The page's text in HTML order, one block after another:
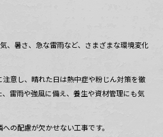
、暑さ、急な雷雨など、さまざまな環境変化
意し、晴れた日は熱中症や粉じん対策を徹
雷雨や強風に備え、養生や資材管理にも気
の配慮が欠かせない工事です。